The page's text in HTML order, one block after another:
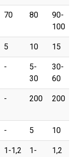
70 80
90-
100
5 10 15
-
5-
30
30-
60
- 200 200
- 5 10
1-1,2
1-
1,2